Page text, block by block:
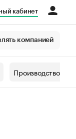
кабинет
компанией
Производство